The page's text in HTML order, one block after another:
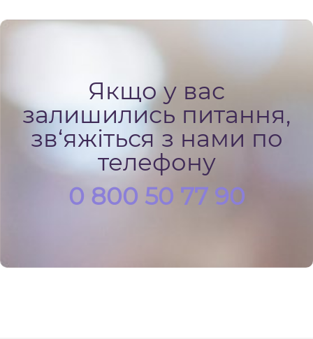
Якщо у вас
залишились питання,
зв‘яжіться з нами по
телефону
0 800 50 77 90